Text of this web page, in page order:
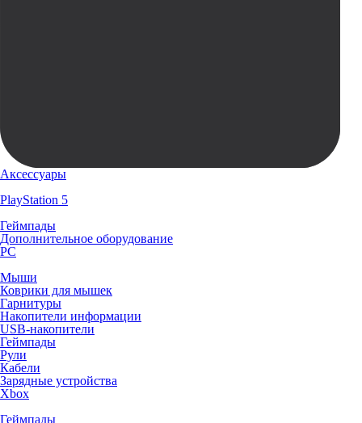
Аксессуары
PlayStation 5
Геймпады
Дополнительное оборудование
PC
Мыши
Коврики для мышек
Гарнитуры
Накопители информации
USB-накопители
Геймпады
Рули
Кабели
Зарядные устройства
Xbox
Геймпады